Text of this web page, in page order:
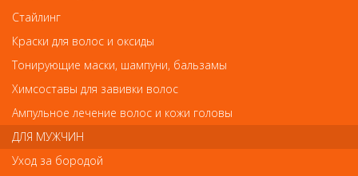
Деваль Термобрашинг серия "Престиж" 53 мм BRPR 53
Деваль Термобрашинг серия "Престиж" 53
мм BRPR 53
Арт. BRPR53
Стайлинг
Краски для волос и оксиды
Тонирующие маски, шампуни, бальзамы
Химсоставы для завивки волос
Ампульное лечение волос и кожи головы
ДЛЯ МУЖЧИН
Уход за бородой